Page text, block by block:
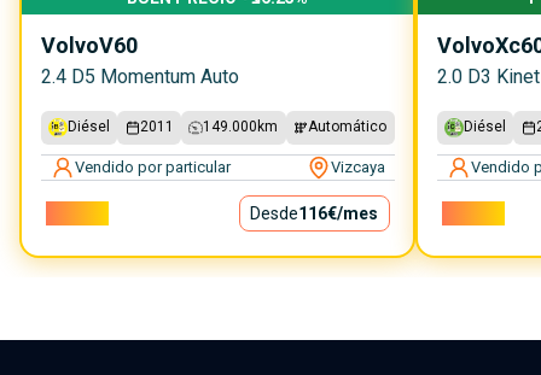
VolvoV60
2.4 D5 Momentum Auto
Diésel 2011 149.000 km Automático
Vendido por particular Vizcaya
Desde116€/mes
Volvo
2.0 D3
Diésel
Vendido